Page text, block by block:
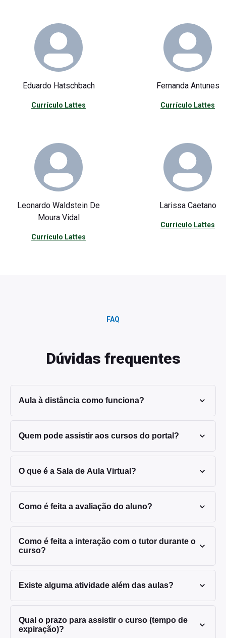
Eduardo Hatschbach
Currículo Lattes
Fernanda Antunes
Currículo Lattes
Leonardo Waldstein De
Moura Vidal
Currículo Lattes
Larissa Caetano
Currículo Lattes
FAQ
Dúvidas frequentes
Aula à distância como funciona?
Quem pode assistir aos cursos do portal?
O que é a Sala de Aula Virtual?
Como é feita a avaliação do aluno?
Como é feita a interação com o tutor durante o
curso?
Existe alguma atividade além das aulas?
Qual o prazo para assistir o curso (tempo de
expiração)?